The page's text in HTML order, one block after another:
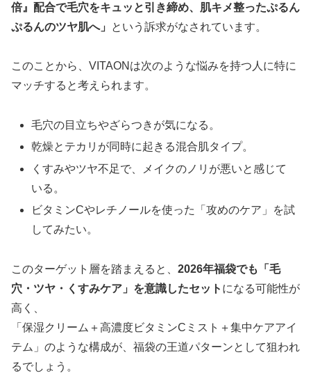
倍』配合で毛穴をキュッと引き締め、肌キメ整ったぷるん
ぷるんのツヤ肌へ」
という訴求がなされています。
このことから、VITAONは次のような悩みを持つ人に特に
マッチすると考えられます。
毛穴の目立ちやざらつきが気になる。
乾燥とテカリが同時に起きる混合肌タイプ。
くすみやツヤ不足で、メイクのノリが悪いと感じて
いる。
ビタミンCやレチノールを使った「攻めのケア」を試
してみたい。
このターゲット層を踏まえると、 2026年福袋でも「毛
穴・ツヤ・くすみケア」を意識したセット になる可能性が
高く、
「保湿クリーム＋高濃度ビタミンCミスト＋集中ケアアイ
テム」のような構成が、福袋の王道パターンとして狙われ
るでしょう。